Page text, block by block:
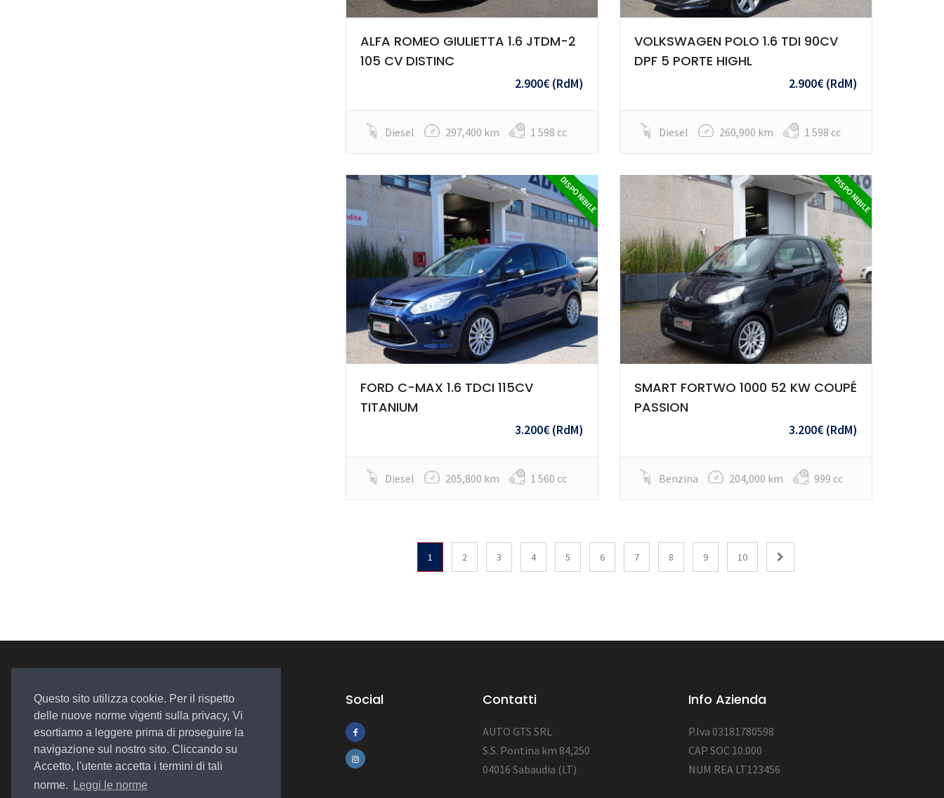
Questo sito utilizza cookie. Per il rispetto
delle nuove norme vigenti sulla privacy, Vi
esortiamo a leggere prima di proseguire la
navigazione sul nostro sito. Cliccando su
Accetto, l'utente accetta i termini di tali
norme.
Leggi le norme
ALFA ROMEO GIULIETTA 1.6 JTDM-2
105 CV DISTINC
2.900€ (RdM)
Diesel 297,400 km 1 598 cc
VOLKSWAGEN POLO 1.6 TDI 90CV
DPF 5 PORTE HIGHL
2.900€ (RdM)
Diesel 260,900 km 1 598 cc
DISPONIBILE
FORD C-MAX 1.6 TDCI 115CV
TITANIUM
3.200€ (RdM)
Diesel 205,800 km 1 560 cc
DISPONIBILE
SMART FORTWO 1000 52 KW COUPÉ
PASSION
3.200€ (RdM)
Benzina 204,000 km 999 cc
1 2 3 4 5 6 7 8 9 10
Auto. Assistenza. Qualità
Social Contatti
AUTO GTS SRL
S.S. Pontina km 84,250
04016 Sabaudia (LT)
Info Azienda
P.Iva 03181780598
CAP SOC 10.000
NUM REA LT123456